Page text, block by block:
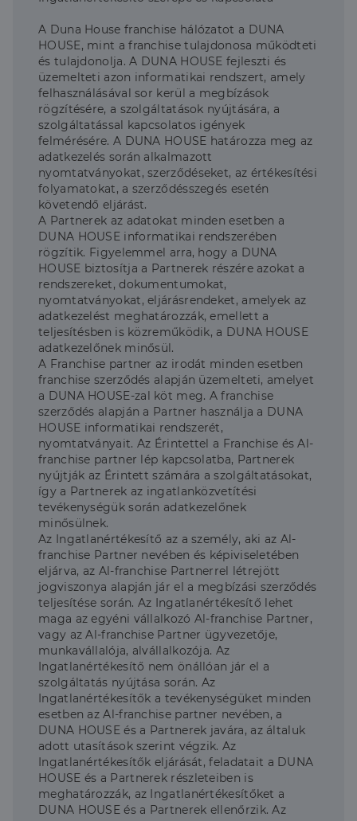
A Duna House franchise hálózatot a DUNA
HOUSE, mint a franchise tulajdonosa működteti
és tulajdonolja. A DUNA HOUSE fejleszti és
üzemelteti azon informatikai rendszert, amely
felhasználásával sor kerül a megbízások
rögzítésére, a szolgáltatások nyújtására, a
szolgáltatással kapcsolatos igények
felmérésére. A DUNA HOUSE határozza meg az
adatkezelés során alkalmazott
nyomtatványokat, szerződéseket, az értékesítési
folyamatokat, a szerződésszegés esetén
követendő eljárást.
A Partnerek az adatokat minden esetben a
DUNA HOUSE informatikai rendszerében
rögzítik. Figyelemmel arra, hogy a DUNA
HOUSE biztosítja a Partnerek részére azokat a
rendszereket, dokumentumokat,
nyomtatványokat, eljárásrendeket, amelyek az
adatkezelést meghatározzák, emellett a
teljesítésben is közreműködik, a DUNA HOUSE
adatkezelőnek minősül.
A Franchise partner az irodát minden esetben
franchise szerződés alapján üzemelteti, amelyet
a DUNA HOUSE-zal köt meg. A franchise
szerződés alapján a Partner használja a DUNA
HOUSE informatikai rendszerét,
nyomtatványait. Az Érintettel a Franchise és Al-
franchise partner lép kapcsolatba, Partnerek
nyújtják az Érintett számára a szolgáltatásokat,
így a Partnerek az ingatlanközvetítési
tevékenységük során adatkezelőnek
minősülnek.
Az Ingatlanértékesítő az a személy, aki az Al-
franchise Partner nevében és képiviseletében
eljárva, az Al-franchise Partnerrel létrejött
jogviszonya alapján jár el a megbízási szerződés
teljesítése során. Az Ingatlanértékesítő lehet
maga az egyéni vállalkozó Al-franchise Partner,
vagy az Al-franchise Partner ügyvezetője,
munkavállalója, alvállalkozója. Az
Ingatlanértékesítő nem önállóan jár el a
szolgáltatás nyújtása során. Az
Ingatlanértékesítők a tevékenységüket minden
esetben az Al-franchise partner nevében, a
DUNA HOUSE és a Partnerek javára, az általuk
adott utasítások szerint végzik. Az
Ingatlanértékesítők eljárását, feladatait a DUNA
HOUSE és a Partnerek részleteiben is
meghatározzák, az Ingatlanértékesítőket a
DUNA HOUSE és a Partnerek ellenőrzik. Az